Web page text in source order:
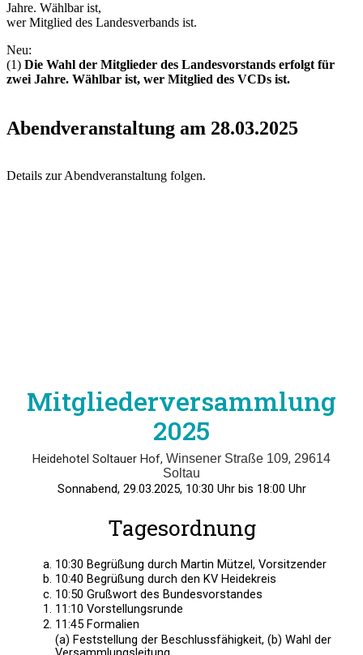
Jahre. Wählbar ist,
wer Mitglied des Landesverbands ist.
Neu:
(1) Die Wahl der Mitglieder des Landesvorstands erfolgt für
zwei Jahre. Wählbar ist, wer Mitglied des VCDs ist.
Abendveranstaltung am 28.03.2025
Details zur Abendveranstaltung folgen.